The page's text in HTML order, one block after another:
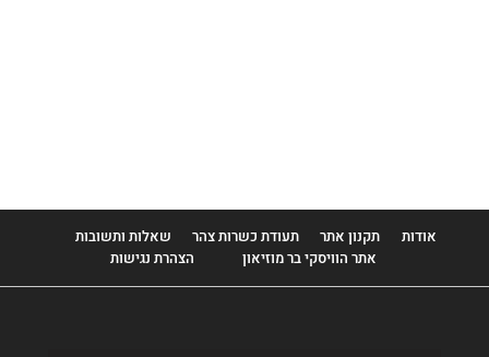
אודות תקנון אתר תעודת כשרות צהר
שאלות ותשובות
אתר הוויסקי בר מוזיאון
הצהרת נגישות